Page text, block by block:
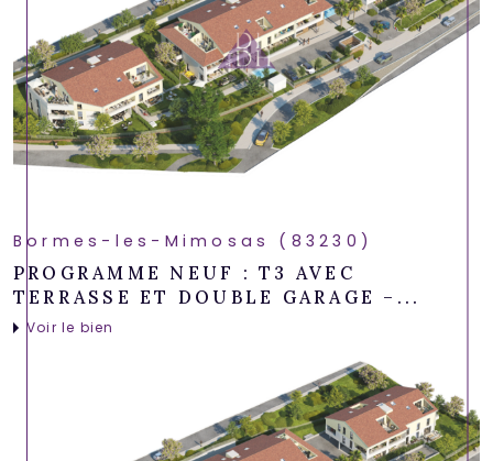
Bormes-les-Mimosas (83230)
PROGRAMME NEUF : T3 AVEC
TERRASSE ET DOUBLE GARAGE –...
Voir le bien